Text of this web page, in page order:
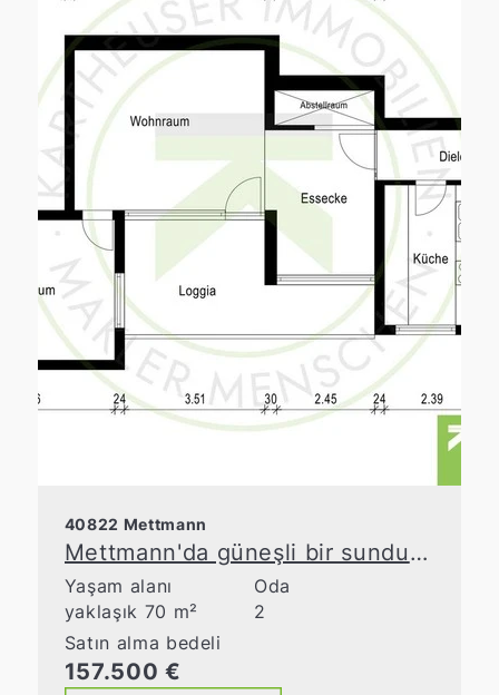
40822 Mettmann
Mettmann'da güneşli bir sundurmaya sahip 2 odalı daire
Yaşam alanı
yaklaşık 70 m²
Oda
2
Satın alma bedeli
157.500 €